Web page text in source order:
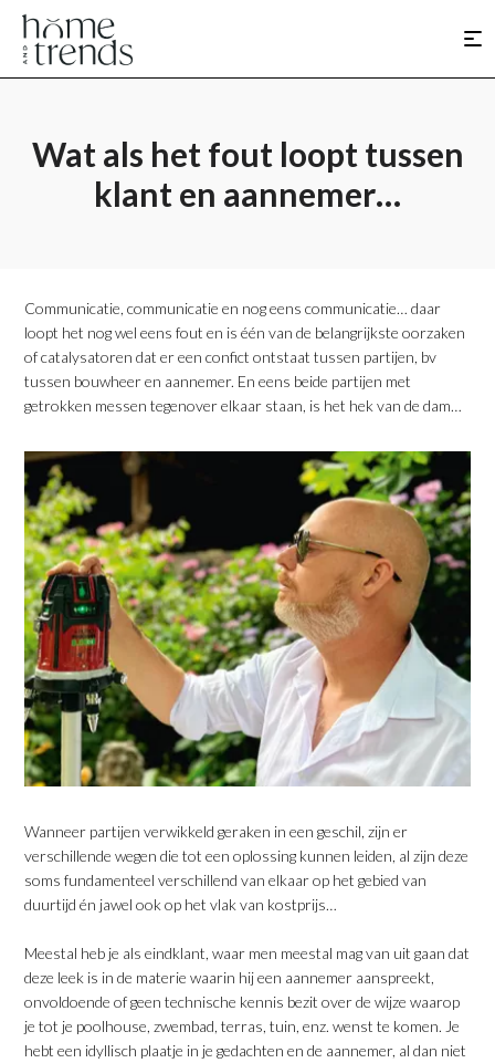
Wat als het fout loopt tussen
klant en aannemer…
Communicatie, communicatie en nog eens communicatie… daar
loopt het nog wel eens fout en is één van de belangrijkste oorzaken
of catalysatoren dat er een confict ontstaat tussen partijen, bv
tussen bouwheer en aannemer. En eens beide partijen met
getrokken messen tegenover elkaar staan, is het hek van de dam…
Wanneer partijen verwikkeld geraken in een geschil, zijn er
verschillende wegen die tot een oplossing kunnen leiden, al zijn deze
soms fundamenteel verschillend van elkaar op het gebied van
duurtijd én jawel ook op het vlak van kostprijs…
Meestal heb je als eindklant, waar men meestal mag van uit gaan dat
deze leek is in de materie waarin hij een aannemer aanspreekt,
onvoldoende of geen technische kennis bezit over de wijze waarop
je tot je poolhouse, zwembad, terras, tuin, enz. wenst te komen. Je
hebt een idyllisch plaatje in je gedachten en de aannemer, al dan niet